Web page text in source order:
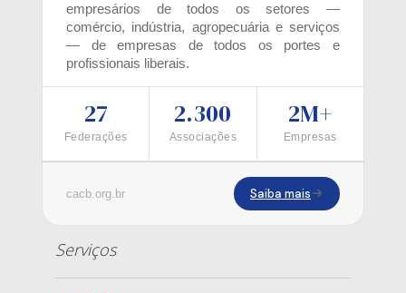
empresários de todos os setores —
comércio, indústria, agropecuária e serviços
— de empresas de todos os portes e
profissionais liberais.
27
Federações
2.300
Associações
2M+
Empresas
cacb.org.br Saiba mais
Serviços